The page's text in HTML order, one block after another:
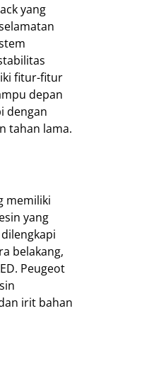
yang
fitur-fitur
depan
dengan
tahan lama.
memiliki
yang
belakang,
Peugeot
irit bahan